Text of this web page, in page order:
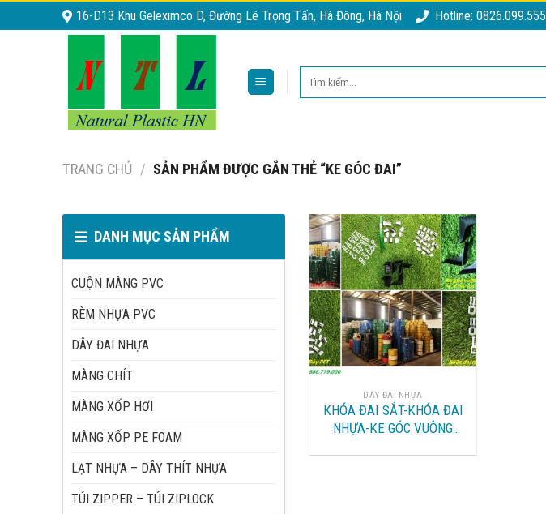
to
16-D13 Khu Geleximco D, Đường Lê Trọng Tấn, Hà Đông, Hà Nội Hotline: 0826.099.555
kiếm:
TRANG CHỦ / SẢN PHẨM ĐƯỢC GẮN THẺ “KE GÓC ĐAI”
DANH MỤC SẢN PHẨM
CUỘN MÀNG PVC
RÈM NHỰA PVC
DÂY ĐAI NHỰA
MÀNG CHÍT
MÀNG XỐP HƠI
MÀNG XỐP PE FOAM
LẠT NHỰA – DÂY THÍT NHỰA
TÚI ZIPPER – TÚI ZIPLOCK
DÂY ĐAI NHỰA
KHÓA ĐAI SẮT-KHÓA ĐAI
NHỰA-KE GÓC VUÔNG